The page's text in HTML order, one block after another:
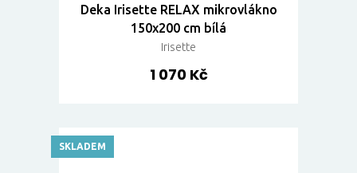
Deka Irisette RELAX mikrovlákno
150x200 cm bílá
Irisette
1 070 Kč
SKLADEM